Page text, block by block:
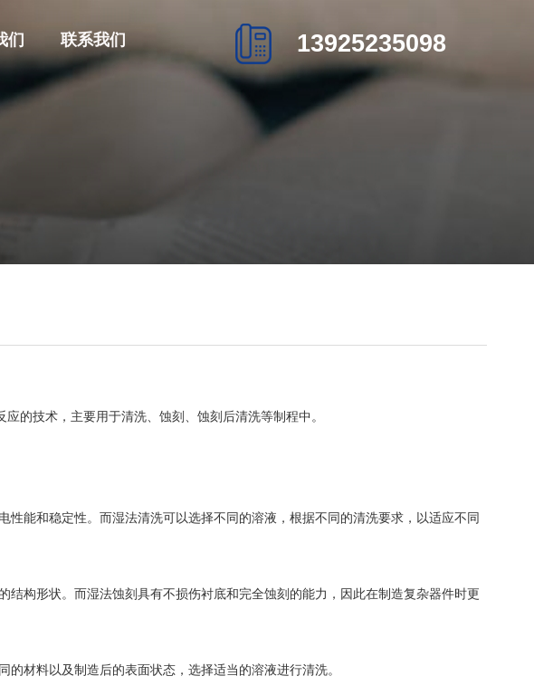
热销产品
们 联系我们 13925235098
的技术，主要用于清洗、蚀刻、蚀刻后清洗等制程中。
能和稳定性。而湿法清洗可以选择不同的溶液，根据不同的清洗要求，以适应不同
构形状。而湿法蚀刻具有不损伤衬底和完全蚀刻的能力，因此在制造复杂器件时更
材料以及制造后的表面状态，选择适当的溶液进行清洗。